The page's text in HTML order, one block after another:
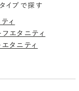
イプで探す
ィ
エタニティ
タニティ